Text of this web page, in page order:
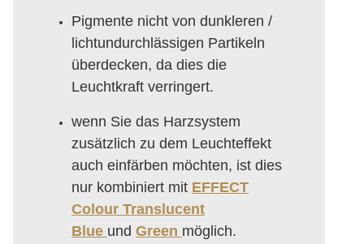
Pigmente nicht von dunkleren /
lichtundurchlässigen Partikeln
überdecken, da dies die
Leuchtkraft verringert.
wenn Sie das Harzsystem
zusätzlich zu dem Leuchteffekt
auch einfärben möchten, ist dies
nur kombiniert mit EFFECT
Colour Translucent
Blue und Green möglich.